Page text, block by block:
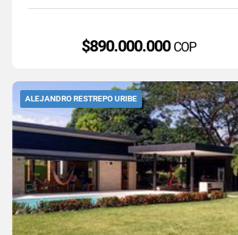
$890.000.000 COP
ALEJANDRO RESTREPO URIBE